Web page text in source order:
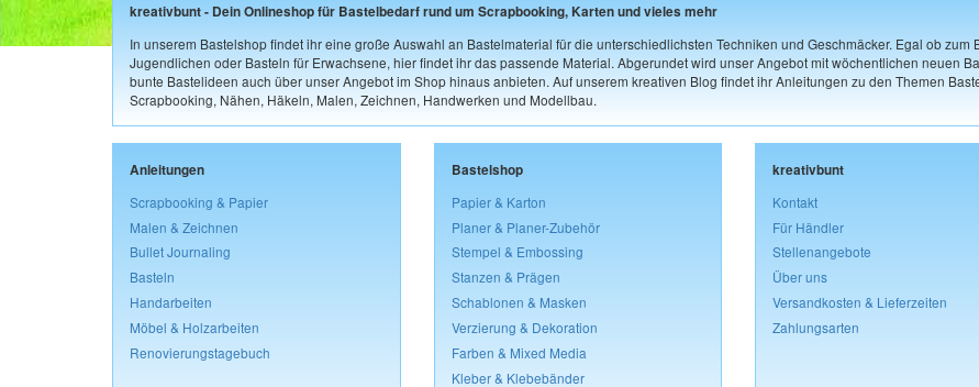
kreativbunt - Dein Onlineshop für Bastelbedarf rund um Scrapbooking, Karten und vieles mehr
In unserem Bastelshop findet ihr eine große Auswahl an Bastelmaterial für die unterschiedlichsten Techniken und Geschmäcker. Egal ob
Jugendlichen oder Basteln für Erwachsene, hier findet ihr das passende Material. Abgerundet wird unser Angebot mit wöchentlichen neuen
bunte Bastelideen auch über unser Angebot im Shop hinaus anbieten. Auf unserem kreativen Blog findet ihr Anleitungen zu den Themen
Scrapbooking, Nähen, Häkeln, Malen, Zeichnen, Handwerken und Modellbau.
Anleitungen
Scrapbooking & Papier
Malen & Zeichnen
Bullet Journaling
Basteln
Handarbeiten
Möbel & Holzarbeiten
Renovierungstagebuch
Bastelshop
Papier & Karton
Planer & Planer-Zubehör
Stempel & Embossing
Stanzen & Prägen
Schablonen & Masken
Verzierung & Dekoration
Farben & Mixed Media
Kleber & Klebebänder
kreativbunt
Kontakt
Für Händler
Stellenangebote
Über uns
Versandkosten & Lieferzeiten
Zahlungsarten